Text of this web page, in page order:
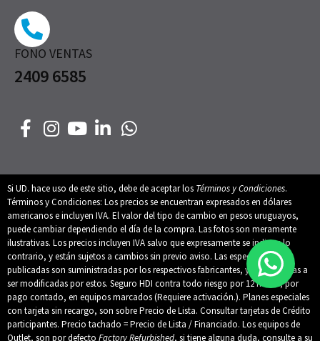
FONO VENTAS
2409 6585
Si UD. hace uso de este sitio, debe de aceptar los Términos y Condiciones.
Términos y Condiciones: Los precios se encuentran expresados en dólares
americanos e incluyen IVA. El valor del tipo de cambio en pesos uruguayos,
puede cambiar dependiendo el día de la compra. Las fotos son meramente
ilustrativas. Los precios incluyen IVA salvo que expresamente se indique lo
contrario, y están sujetos a cambios sin previo aviso. Las especificaciones
publicadas son suministradas por los respectivos fabricantes, y están sujetas a
ser modificadas por estos. Seguro HDI contra todo riesgo por 12 meses, por
pago contado, en equipos marcados (Requiere activación.). Planes especiales
con tarjeta sin recargo, son sobre Precio de Lista. Consultar tarjetas de Crédito
participantes. Precio tachado = Precio de Lista / Financiado. Los equipos de
Outlet, son por defecto Factory Refurbished, si tiene alguna duda, consulte a su